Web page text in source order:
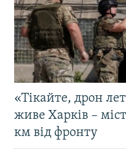
«Тікайте, дрон
живе Харків –
км від фронту